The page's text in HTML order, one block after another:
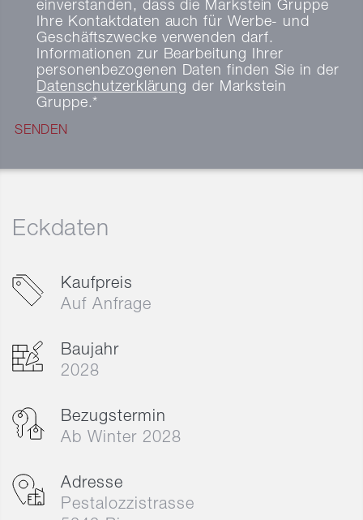
einverstanden, dass die Markstein Gruppe
Ihre Kontaktdaten auch für Werbe- und
Geschäftszwecke verwenden darf.
Informationen zur Bearbeitung Ihrer
personenbezogenen Daten finden Sie in der
Datenschutzerklärung der Markstein
Gruppe.
Eckdaten
Kaufpreis
Auf Anfrage
Baujahr
2028
Bezugstermin
Ab Winter 2028
Adresse
Pestalozzistrasse